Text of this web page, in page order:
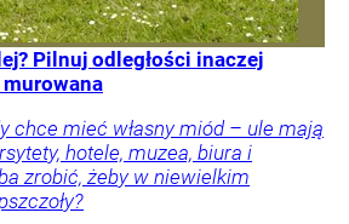
Pilnuj odległości inaczej
chce mieć własny miód – ule mają
hotele, muzea, biura i
zrobić, żeby w niewielkim